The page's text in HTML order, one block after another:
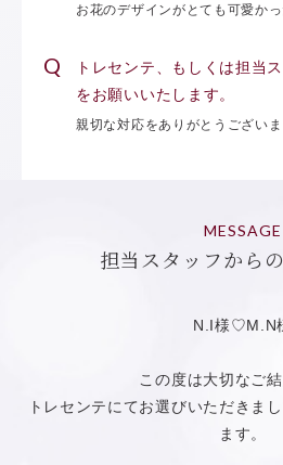
お花のデザインがとても可愛か
トレセンテ、もしくは担当
をお願いいたします。
親切な対応をありがとうございま
MESSAGE
担当スタッフから
N.I様♡M.N
この度は大切なご
トレセンテにてお選びいただきま
ます。